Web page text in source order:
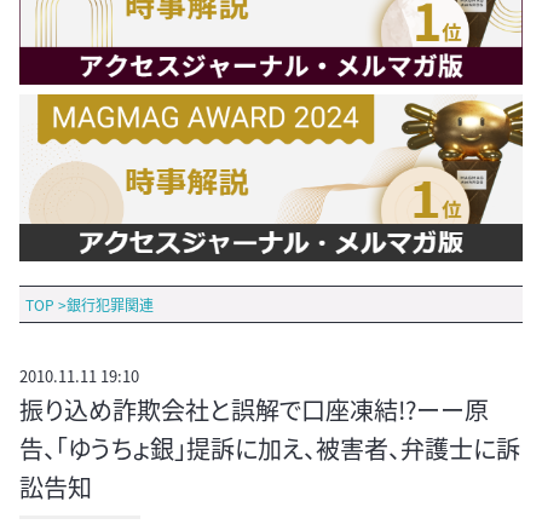
TOP >銀行犯罪関連
2010.11.11 19:10
振り込め詐欺会社と誤解で口座凍結!?ーー原
告、「ゆうちょ銀」提訴に加え、被害者、弁護士に訴
訟告知